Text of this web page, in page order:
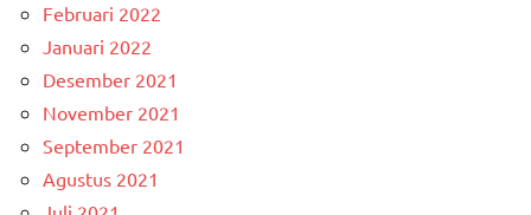
Februari 2022
Januari 2022
Desember 2021
November 2021
September 2021
Agustus 2021